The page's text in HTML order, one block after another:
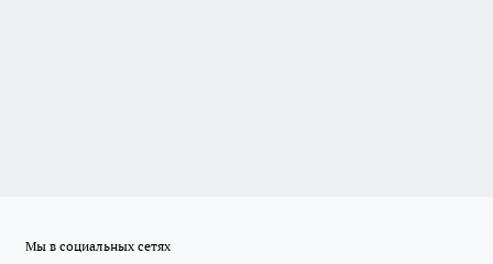
Мы в социальных сетях